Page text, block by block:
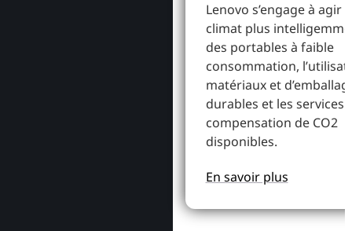
Lenovo s’engage à agir
climat plus
des portables à faible
consommation,
matériaux et
durables et les services
compensation de CO2
disponibles.
En savoir plus